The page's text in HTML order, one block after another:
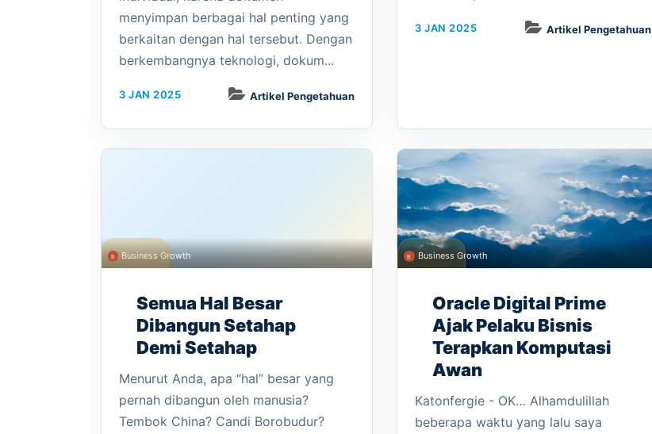
menyimpan berbagai hal penting yang
berkaitan dengan hal tersebut. Dengan
berkembangnya teknologi, dokum...
3 JAN 2025 Artikel Pengetahuan
3 JAN 2025 Artikel Pengetahuan
Business Growth
Semua Hal Besar
Dibangun Setahap
Demi Setahap
Menurut Anda, apa “hal” besar yang
pernah dibangun oleh manusia?
Tembok China? Candi Borobudur?
Business Growth
Oracle Digital Prime
Ajak Pelaku Bisnis
Terapkan Komputasi
Awan
Katonfergie - OK… Alhamdulillah
beberapa waktu yang lalu saya